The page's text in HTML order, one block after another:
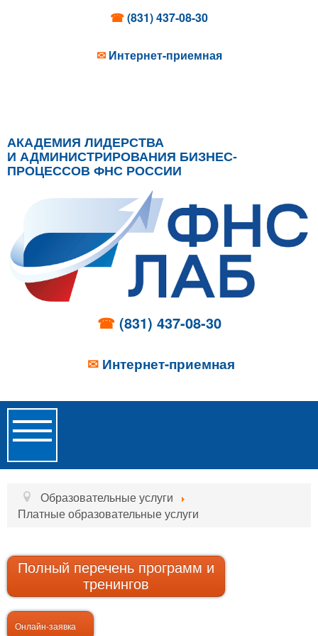
☎(831) 437-08-30
✉ Интернет-приемная
АКАДЕМИЯ ЛИДЕРСТВА
И АДМИНИСТРИРОВАНИЯ БИЗНЕС-
ПРОЦЕССОВ ФНС РОССИИ
☎ (831) 437-08-30
✉ Интернет-приемная
Toggle
Navigation
Главная
Об учреждении
Новости
Образовательные услуги
Услуги проживания
Образовательные услуги
Платные образовательные услуги
Полный перечень программ и
тренингов
Онлайн-заявка